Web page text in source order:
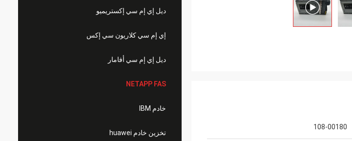
ديل إي إم سي إكستريميو
إي إم سي كلاريون سي إكس
ديل إي إم سي أفامار
NETAPP FAS
خادم IBM
تخزين خادم huawei
108-00180